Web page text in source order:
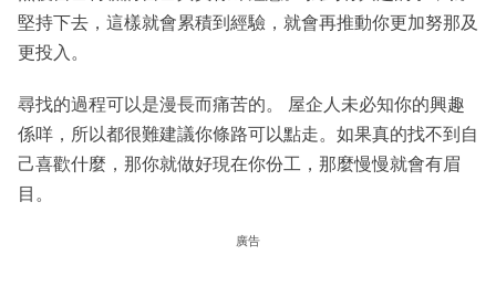
堅持下去，這樣就會累積到經驗，就會再推動你更加努那及
更投入。
尋找的過程可以是漫長而痛苦的。 屋企人未必知你的興趣
係咩，所以都很難建議你條路可以點走。如果真的找不到自
己喜歡什麼，那你就做好現在你份工，那麼慢慢就會有眉
目。
廣告